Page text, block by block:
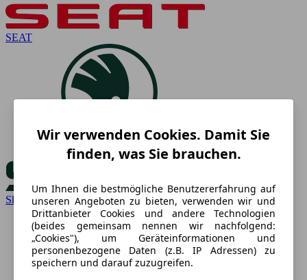
SEAT
Skoda
Wir verwenden Cookies. Damit Sie
finden, was Sie brauchen.
Um Ihnen die bestmögliche Benutzererfahrung auf
unseren Angeboten zu bieten, verwenden wir und
Drittanbieter Cookies und andere Technologien
(beides gemeinsam nennen wir nachfolgend:
„Cookies"), um Geräteinformationen und
personenbezogene Daten (z.B. IP Adressen) zu
speichern und darauf zuzugreifen.